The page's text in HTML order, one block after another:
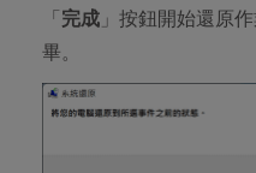
「完成 」按鈕開始還原
畢。